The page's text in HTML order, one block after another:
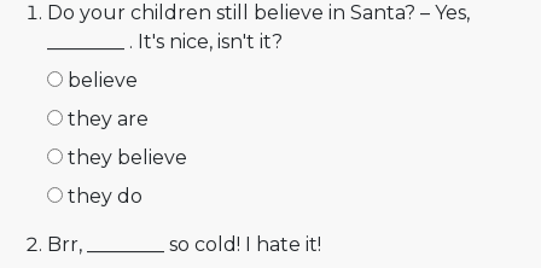
Do your children still believe in Santa? – Yes,
________ . It's nice, isn't it?
believe
they are
they believe
they do
Brr, ________ so cold! I hate it!